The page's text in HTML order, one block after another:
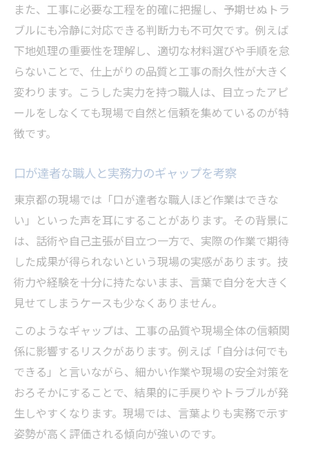
また、工事に必要な工程を的確に把握し、予期せぬトラ
ブルにも冷静に対応できる判断力も不可欠です。例えば
下地処理の重要性を理解し、適切な材料選びや手順を怠
らないことで、仕上がりの品質と工事の耐久性が大きく
変わります。こうした実力を持つ職人は、目立ったアピ
ールをしなくても現場で自然と信頼を集めているのが特
徴です。
口が達者な職人と実務力のギャップを考察
東京都の現場では「口が達者な職人ほど作業はできな
い」といった声を耳にすることがあります。その背景に
は、話術や自己主張が目立つ一方で、実際の作業で期待
した成果が得られないという現場の実感があります。技
術力や経験を十分に持たないまま、言葉で自分を大きく
見せてしまうケースも少なくありません。
このようなギャップは、工事の品質や現場全体の信頼関
係に影響するリスクがあります。例えば「自分は何でも
できる」と言いながら、細かい作業や現場の安全対策を
おろそかにすることで、結果的に手戻りやトラブルが発
生しやすくなります。現場では、言葉よりも実務で示す
姿勢が高く評価される傾向が強いのです。